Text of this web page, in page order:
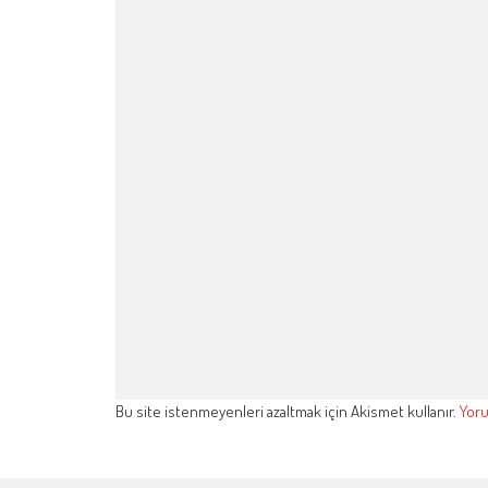
Bu site istenmeyenleri azaltmak için Akismet kullanır.